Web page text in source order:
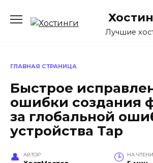
содержанию
Лучшие
ГЛАВНАЯ СТРАНИЦА
Быстрое
ошибки создания
за глобальной
устройства Tap
АВТОР НА